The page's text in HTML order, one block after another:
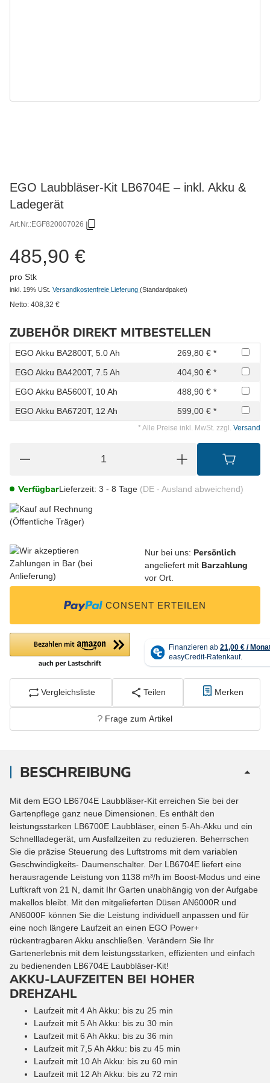
EGO Laubbläser-Kit LB6704E – inkl. Akku &
Ladegerät
Art.Nr.:EGF820007026
485,90 €
pro Stk
inkl. 19% USt. Versandkostenfreie Lieferung (Standardpaket)
Netto: 408,32 €
ZUBEHÖR DIREKT MITBESTELLEN
EGO Akku BA2800T, 5.0 Ah
269,80 € *
EGO Akku BA4200T, 7.5 Ah
404,90 € *
EGO Akku BA5600T, 10 Ah
488,90 € *
EGO Akku BA6720T, 12 Ah
599,00 € *
* Alle Preise inkl. MwSt. zzgl. Versand
VerfügbarLieferzeit: 3 - 8 Tage (DE - Ausland abweichend)
Nur bei uns: Persönlich
angeliefert mit Barzahlung
vor Ort.
CONSENT ERTEILEN
Vergleichsliste Teilen Merken
Frage zum Artikel
BESCHREIBUNG
Mit dem EGO LB6704E Laubbläser-Kit erreichen Sie bei der
Gartenpflege ganz neue Dimensionen. Es enthält den
leistungsstarken LB6700E Laubbläser, einen 5-Ah-Akku und ein
Schnellladegerät, um Ausfallzeiten zu reduzieren. Beherrschen
Sie die präzise Steuerung des Luftstroms mit dem variablen
Geschwindigkeits- Daumenschalter. Der LB6704E liefert eine
herausragende Leistung von 1138 m³/h im Boost-Modus und eine
Luftkraft von 21 N, damit Ihr Garten unabhängig von der Aufgabe
makellos bleibt. Mit den mitgelieferten Düsen AN6000R und
AN6000F können Sie die Leistung individuell anpassen und für
eine noch längere Laufzeit an einen EGO Power+
rückentragbaren Akku anschließen. Verändern Sie Ihr
Gartenerlebnis mit dem leistungsstarken, effizienten und einfach
zu bedienenden LB6704E Laubbläser-Kit!
AKKU-LAUFZEITEN BEI HOHER
DREHZAHL
Laufzeit mit 4 Ah Akku: bis zu 25 min
Laufzeit mit 5 Ah Akku: bis zu 30 min
Laufzeit mit 6 Ah Akku: bis zu 36 min
Laufzeit mit 7,5 Ah Akku: bis zu 45 min
Laufzeit mit 10 Ah Akku: bis zu 60 min
Laufzeit mit 12 Ah Akku: bis zu 72 min